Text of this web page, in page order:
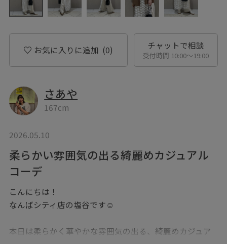
お気に入りに追加 (0) チャットで相談
受付時間 10:00〜19:00
さあや
167cm
2026.05.10
柔らかい雰囲気の出る綺麗めカジュアル
コーデ
こんにちは！
なんばシティ店の塩谷です☺︎
本日は柔らかく華やかな雰囲気の出る、綺麗めカジュア